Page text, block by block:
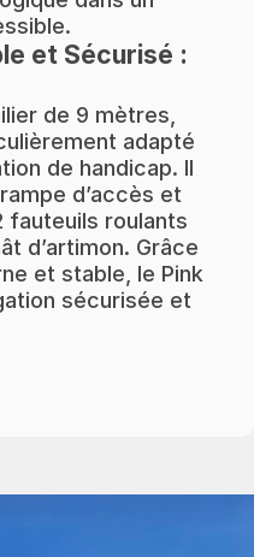
et Sécurisé :
de 9 mètres,
adapté
de handicap. Il
d’accès et
fauteuils roulants
d’artimon. Grâce
et stable, le Pink
sécurisée et